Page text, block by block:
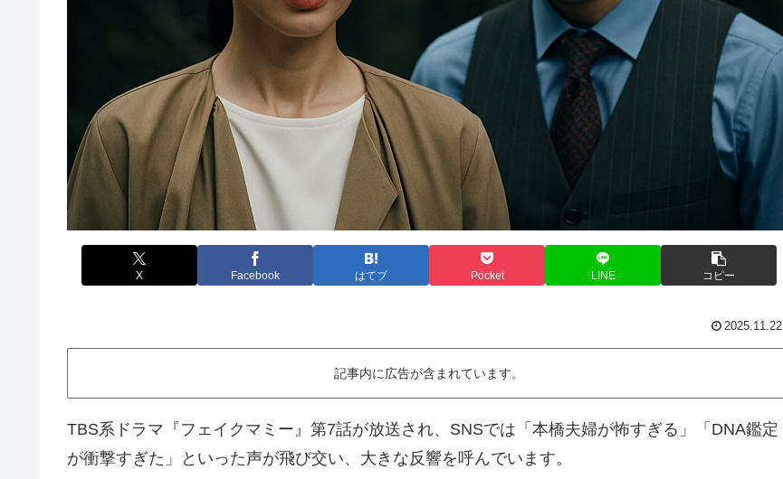
X Facebook はてブ Pocket LINE コピー
2025.11.22
記事内に広告が含まれています。
TBS系ドラマ『フェイクマミー』第7話が放送され、SNSでは「本橋夫婦が怖すぎる」「DNA鑑定
が衝撃すぎた」といった声が飛び交い、大きな反響を呼んでいます。